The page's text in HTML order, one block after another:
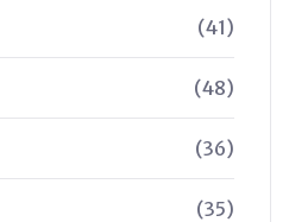
(41)
(48)
(36)
(35)